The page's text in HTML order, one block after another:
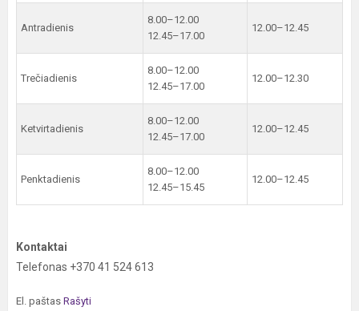
Antradienis
8.00–12.00
12.45–17.00
12.00–12.45
Trečiadienis
8.00–12.00
12.45–17.00
12.00–12.30
Ketvirtadienis
8.00–12.00
12.45–17.00
12.00–12.45
Penktadienis
8.00–12.00
12.45–15.45
12.00–12.45
Kontaktai
Telefonas +370 41 524 613
El. paštas Rašyti